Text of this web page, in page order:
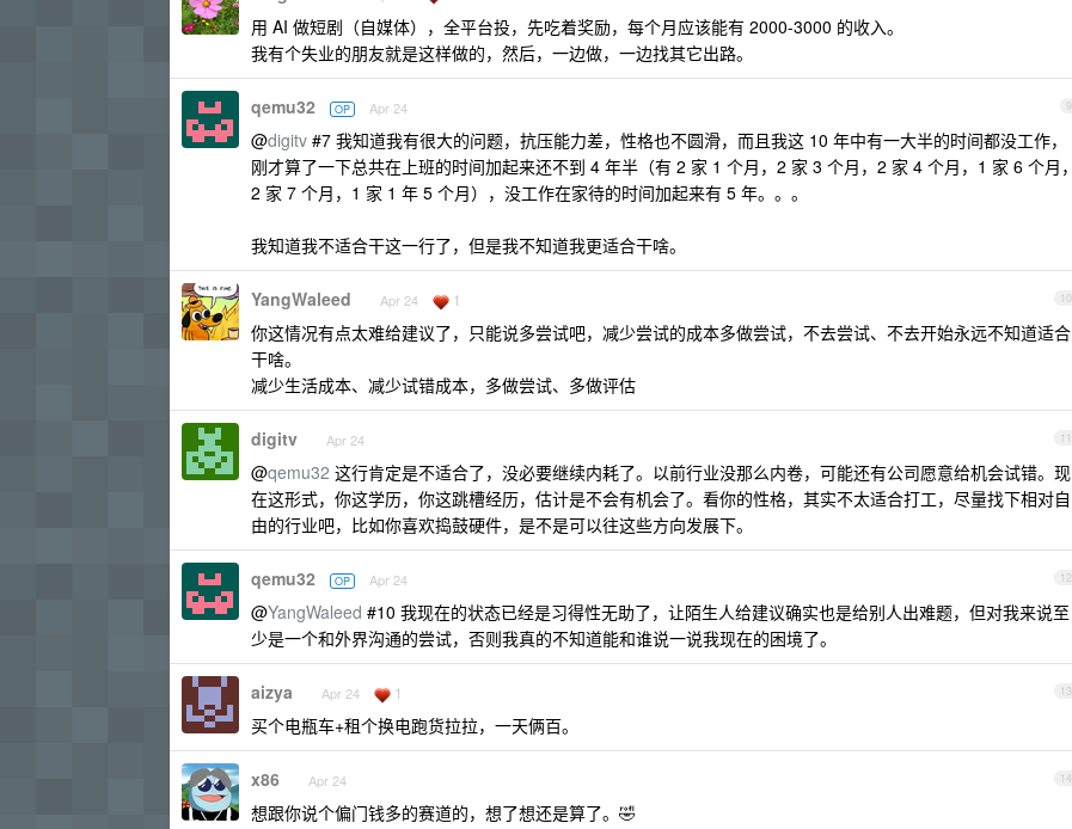
用 AI 做短剧（自媒体），全平台投，先吃着奖励，每个月应该能有 2000-3000 的收入。
我有个失业的朋友就是这样做的，然后，一边做，一边找其它出路。
9
qemu32 OP Apr 24
@digitv #7 我知道我有很大的问题，抗压能力差，性格也不圆滑，而且我这 10 年中有一大半的时间都没工作，
刚才算了一下总共在上班的时间加起来还不到 4 年半（有 2 家 1 个月，2 家 3 个月，2 家 4 个月，1 家 6 个月，
2 家 7 个月，1 家 1 年 5 个月），没工作在家待的时间加起来有 5 年。。。
我知道我不适合干这一行了，但是我不知道我更适合干啥。
10
YangWaleed Apr 24 1
你这情况有点太难给建议了，只能说多尝试吧，减少尝试的成本多做尝试，不去尝试、不去开始永远不知道适合
干啥。
减少生活成本、减少试错成本，多做尝试、多做评估
11
digitv Apr 24
@qemu32 这行肯定是不适合了，没必要继续内耗了。以前行业没那么内卷，可能还有公司愿意给机会试错。现
在这形式，你这学历，你这跳槽经历，估计是不会有机会了。看你的性格，其实不太适合打工，尽量找下相对自
由的行业吧，比如你喜欢捣鼓硬件，是不是可以往这些方向发展下。
12
qemu32 OP Apr 24
@YangWaleed #10 我现在的状态已经是习得性无助了，让陌生人给建议确实也是给别人出难题，但对我来说至
少是一个和外界沟通的尝试，否则我真的不知道能和谁说一说我现在的困境了。
13
aizya Apr 24 1
买个电瓶车+租个换电跑货拉拉，一天俩百。
14
x86 Apr 24
想跟你说个偏门钱多的赛道的，想了想还是算了。🤣